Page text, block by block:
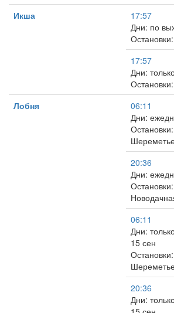
Икша
17:57
Дни: по
17:57
Дни:
Лобня
06:11
Дни:
20:36
Дни:
06:11
Дни:
15 сен
20:36
Дни: